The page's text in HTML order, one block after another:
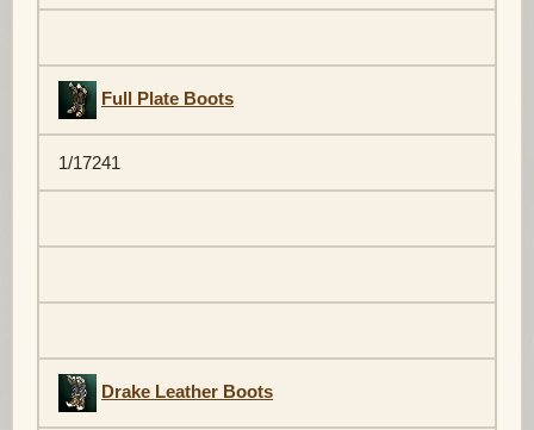
Full Plate Boots
1/17241
Drake Leather Boots